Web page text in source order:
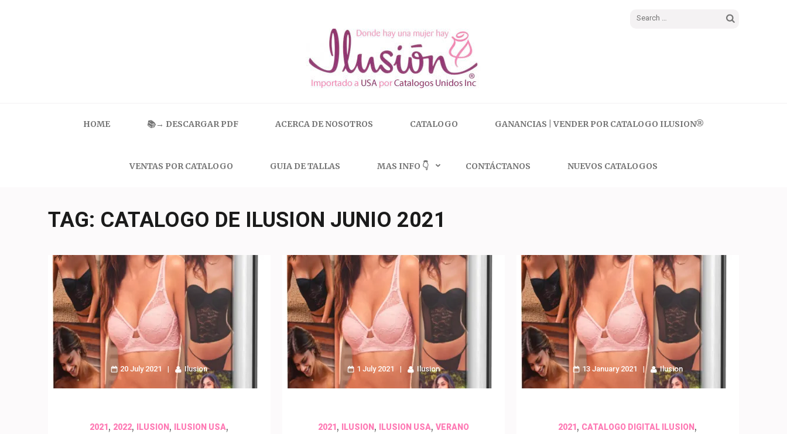
Search
HOME 📚→ DESCARGAR PDF ACERCA DE NOSOTROS CATALOGO GANANCIAS | VENDER POR CATALOGO ILUSION®
VENTAS POR CATALOGO GUIA DE TALLAS MAS INFO 👇 CONTÁCTANOS NUEVOS CATALOGOS
TAG: CATALOGO DE ILUSION JUNIO 2021
20 July 2021 Ilusion
2021, 2022, ILUSION , ILUSION USA,
1 July 2021 Ilusion
2021, ILUSION, ILUSION USA, VERANO
13 January 2021 Ilusion
2021, CATALOGO DIGITAL ILUSION ,